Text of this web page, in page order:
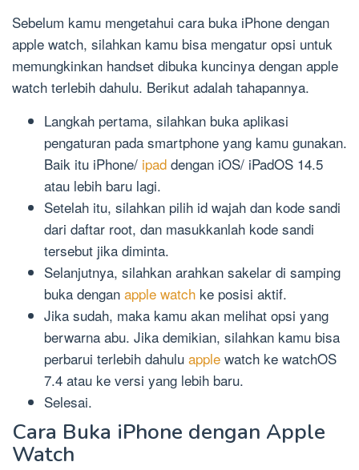
Sebelum kamu mengetahui cara buka iPhone dengan
apple watch, silahkan kamu bisa mengatur opsi untuk
memungkinkan handset dibuka kuncinya dengan apple
watch terlebih dahulu. Berikut adalah tahapannya.
Langkah pertama, silahkan buka aplikasi
pengaturan pada smartphone yang kamu gunakan.
Baik itu iPhone/ ipad dengan iOS/ iPadOS 14.5
atau lebih baru lagi.
Setelah itu, silahkan pilih id wajah dan kode sandi
dari daftar root, dan masukkanlah kode sandi
tersebut jika diminta.
Selanjutnya, silahkan arahkan sakelar di samping
buka dengan apple watch ke posisi aktif.
Jika sudah, maka kamu akan melihat opsi yang
berwarna abu. Jika demikian, silahkan kamu bisa
perbarui terlebih dahulu apple watch ke watchOS
7.4 atau ke versi yang lebih baru.
Selesai.
Cara Buka iPhone dengan Apple
Watch